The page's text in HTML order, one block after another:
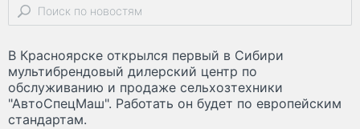
В Красноярске открылся первый в Сибири
мультибрендовый дилерский центр по
обслуживанию и продаже сельхозтехники
"АвтоСпецМаш". Работать он будет по европейским
стандартам.